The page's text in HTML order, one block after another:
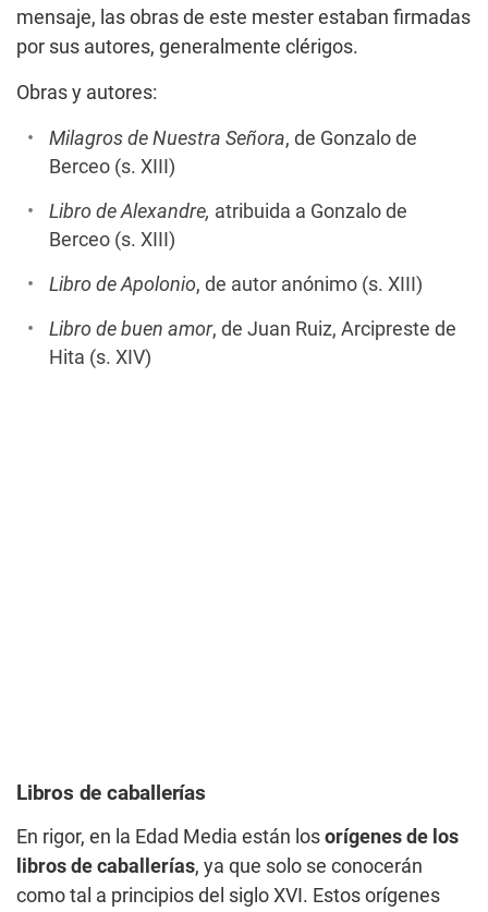
mensaje, las obras de este mester estaban firmadas
por sus autores, generalmente clérigos.
Obras y autores:
Milagros de Nuestra Señora, de Gonzalo de
Berceo (s. XIII)
Libro de Alexandre, atribuida a Gonzalo de
Berceo (s. XIII)
Libro de Apolonio, de autor anónimo (s. XIII)
Libro de buen amor, de Juan Ruiz, Arcipreste de
Hita (s. XIV)
Libros de caballerías
En rigor, en la Edad Media están los orígenes de los
libros de caballerías, ya que solo se conocerán
como tal a principios del siglo XVI. Estos orígenes